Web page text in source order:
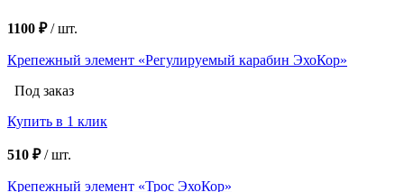
1100 ₽/шт.
Крепежный элемент «Регулируемый карабин ЭхоКор»
Под заказ
Купить в 1 клик
510 ₽/шт.
Крепежный элемент «Трос ЭхоКор»